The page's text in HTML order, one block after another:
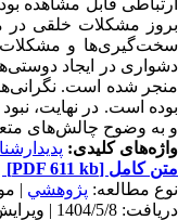
بروز مشکلات خلقی در
سخت‌گیری‌ها و مشکلات
دشواری در ایجاد
منجر شده است.
بوده است. در نهایت،
و به وضوح چالش‌های
واژه‌های کلیدی:
متن کامل [PDF 611 kb]
نوع مطالعه: پژوهشي |
دریافت: 1404/5/8 | ویرایش نهایی: 1404/6/29 | پذیرش: 1404/6/21 | انتشار: 1404/6/29